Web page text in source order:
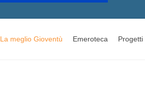
La meglio Gioventù Emeroteca Progetti